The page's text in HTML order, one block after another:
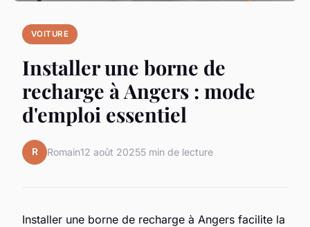
VOITURE
Installer une borne de
recharge à Angers : mode
d'emploi essentiel
R Romain12 août 20255 min de lecture
Installer une borne de recharge à Angers facilite la